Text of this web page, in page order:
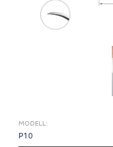
MODELL:
P10